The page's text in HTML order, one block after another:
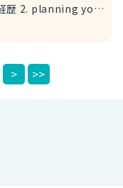
"We are
> >>